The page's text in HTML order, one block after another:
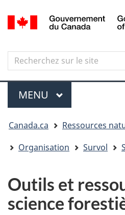
to
à
Search
Recherchez
sur
le
site
Menu
MENU PRINCIPAL
êtes
ici
Canada.ca
Ressources
Organisation
Survol
Outils et
science